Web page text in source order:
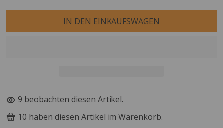
IN DEN EINKAUFSWAGEN
10 beobachten diesen Artikel.
9 haben diesen Artikel im Warenkorb.